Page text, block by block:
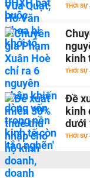
THỜI SỰ
kinh
THỜI SỰ
Đề
kinh
dưới
THỜI SỰ